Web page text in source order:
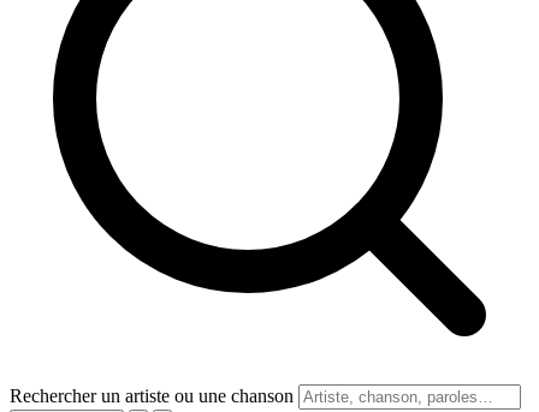
Rechercher un artiste ou une chanson